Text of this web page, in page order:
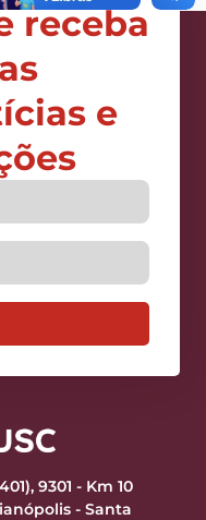
receba
e
9301 - Km 10
- Santa